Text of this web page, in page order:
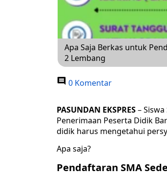
Apa Saja Berkas untuk
2 Lembang
0 Komentar
PASUNDAN EKSPRES–
Penerimaan Peserta Didik
didik harus mengetahui
Apa saja?
Pendaftaran SMA